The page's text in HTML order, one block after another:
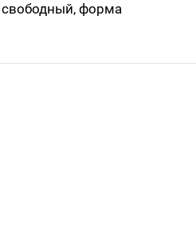
свободный, форма